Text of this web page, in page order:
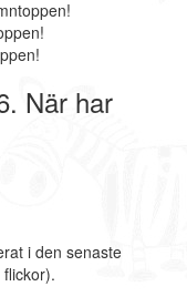
När har
i den senaste